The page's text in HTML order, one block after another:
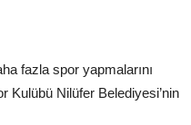
fazla spor yapmalarını
Kulübü Nilüfer Belediyesi’nin